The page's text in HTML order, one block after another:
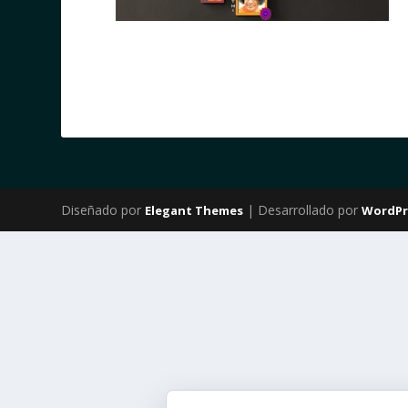
Diseñado por Elegant Themes | Desarrollado por